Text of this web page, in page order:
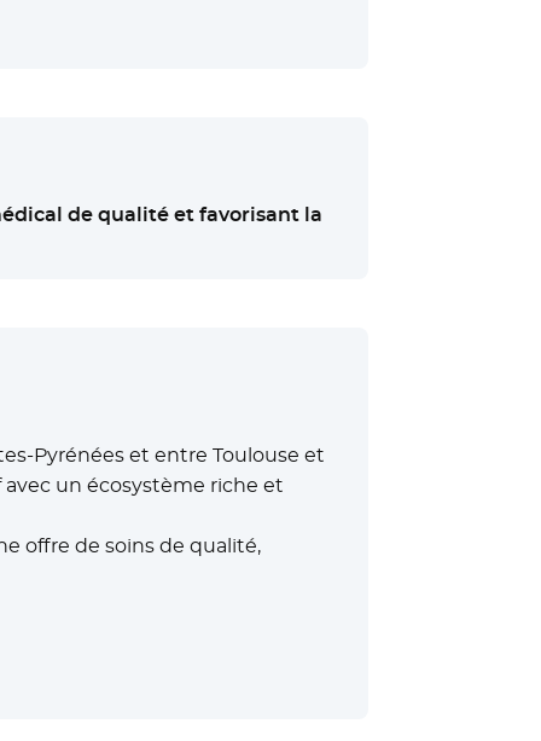
de qualité et favorisant la
Pyrénées et entre Toulouse et
un écosystème riche et
offre de soins de qualité,